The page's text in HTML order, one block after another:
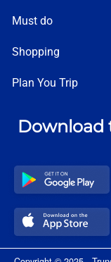
Must do
Shopping
Plan You Trip
Download